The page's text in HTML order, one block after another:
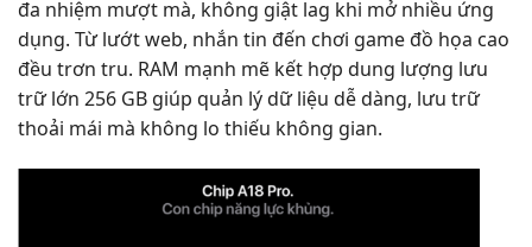
đa nhiệm mượt mà, không giật lag khi mở nhiều ứng
dụng. Từ lướt web, nhắn tin đến chơi game đồ họa cao
đều trơn tru. RAM mạnh mẽ kết hợp dung lượng lưu
trữ lớn 256 GB giúp quản lý dữ liệu dễ dàng, lưu trữ
thoải mái mà không lo thiếu không gian.